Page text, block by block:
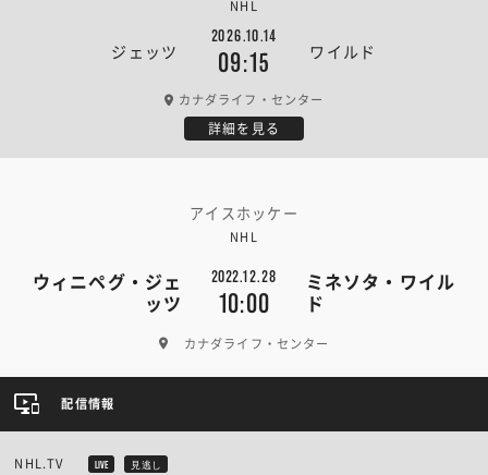
ジェッツ
2026.10.14
09:15 ワイルド
NHL
カナダライフ・センター
詳細を見る
アイスホッケー
NHL
ウィニペグ・ジェ
ッツ
2022.12.28
10:00
ミネソタ・ワイル
ド
カナダライフ・センター
配信情報
NHL.TV LIVE 見逃し